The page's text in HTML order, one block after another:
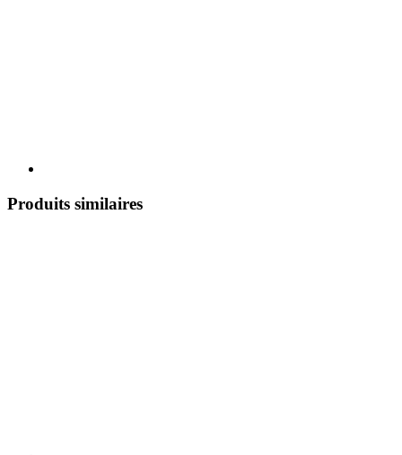
Produits similaires